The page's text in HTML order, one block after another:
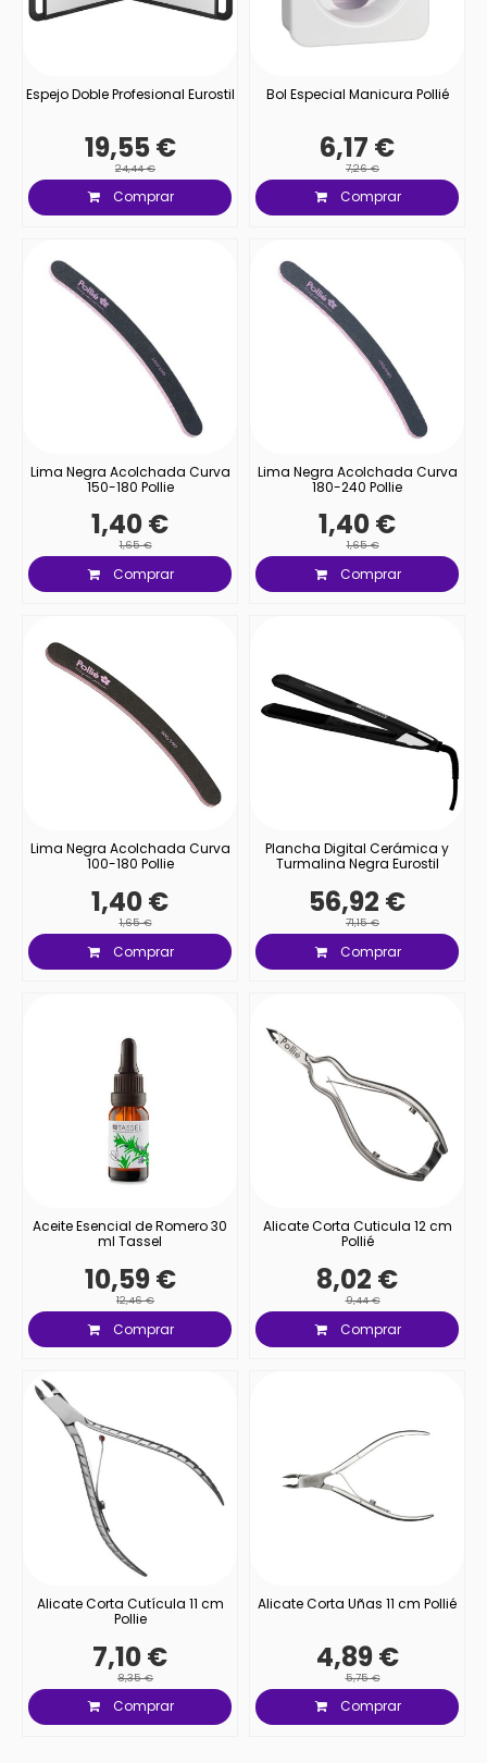
Espejo Doble Profesional Eurostil
19,55 €
24,44 €
Comprar
Bol Especial Manicura Pollié
6,17 €
7,26 €
Comprar
Lima Negra Acolchada Curva
150-180 Pollie
1,40 €
1,65 €
Comprar
Lima Negra Acolchada Curva
180-240 Pollie
1,40 €
1,65 €
Comprar
Lima Negra Acolchada Curva
100-180 Pollie
1,40 €
1,65 €
Comprar
Plancha Digital Cerámica y
Turmalina Negra Eurostil
56,92 €
71,15 €
Comprar
Aceite Esencial de Romero 30
ml Tassel
10,59 €
12,46 €
Comprar
Alicate Corta Cuticula 12 cm
Pollié
8,02 €
9,44 €
Comprar
Alicate Corta Cutícula 11 cm
Pollie
7,10 €
8,35 €
Comprar
Alicate Corta Uñas 11 cm Pollié
4,89 €
5,75 €
Comprar